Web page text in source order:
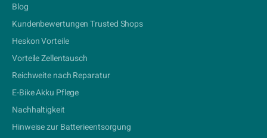
Blog
Kundenbewertungen Trusted Shops
Heskon Vorteile
Vorteile Zellentausch
Reichweite nach Reparatur
E-Bike Akku Pflege
Nachhaltigkeit
Hinweise zur Batterieentsorgung